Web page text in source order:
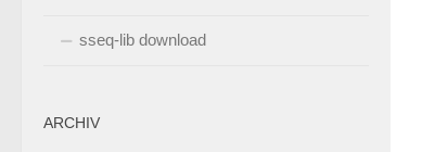
sseq-lib download
ARCHIV